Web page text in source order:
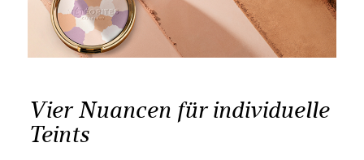
Vier Nuancen für individuelle
Teints